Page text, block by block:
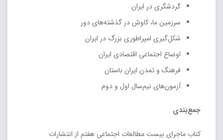
گردشگری در ایران
سرزمین ما، کاوش در گذشته‌های دور
شکل‌گیری امپراطوری بزرگ در ایران
اوضاع اجتماعی اقتصادی ایران
فرهنگ و تمدن ایران باستان
آزمون‌های نیم‌سال اول و دوم
جمع‌بندی
کتاب ماجرای بیست مطالعات اجتماعی هفتم از انتشارات